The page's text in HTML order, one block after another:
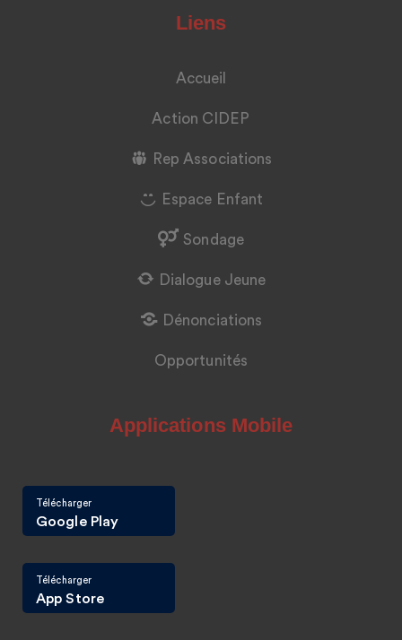
Liens
Accueil
Action CIDEP
Rep Associations
Espace Enfant
Sondage
Dialogue Jeune
Dénonciations
Opportunités
Applications Mobile
Télécharger
Google Play
Télécharger
App Store